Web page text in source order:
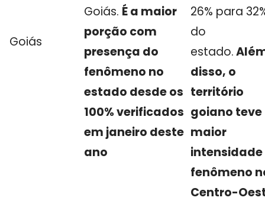
Goiás
Goiás. É a maior
porção com
presença do
fenômeno no
estado desde os
100% verificados
em janeiro deste
ano
26% para
do
estado.
disso, o
território
goiano teve
maior
intensidade
fenômeno
Centro-